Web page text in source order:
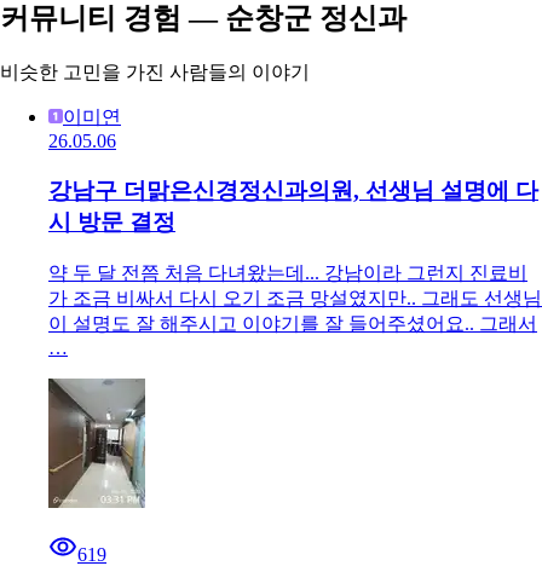
커뮤니티 경험 — 순창군 정신과
비슷한 고민을 가진 사람들의 이야기
이미연
26.05.06
강남구 더맑은신경정신과의원, 선생님 설명에 다
시 방문 결정
약 두 달 전쯤 처음 다녀왔는데... 강남이라 그런지 진료비
가 조금 비싸서 다시 오기 조금 망설였지만.. 그래도 선생님
이 설명도 잘 해주시고 이야기를 잘 들어주셨어요.. 그래서
…
619